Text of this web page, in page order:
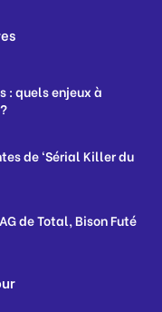
: quels enjeux à
de ‘Sérial Killer du
de Total, Bison Futé